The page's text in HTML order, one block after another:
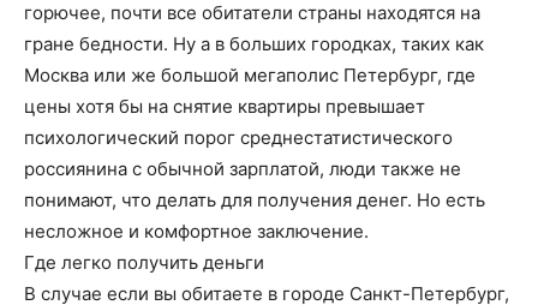
горючее, почти все обитатели страны находятся на
гране бедности. Ну а в больших городках, таких как
Москва или же большой мегаполис Петербург, где
цены хотя бы на снятие квартиры превышает
психологический порог среднестатистического
россиянина с обычной зарплатой, люди также не
понимают, что делать для получения денег. Но есть
несложное и комфортное заключение.
Где легко получить деньги
В случае если вы обитаете в городе Санкт-Петербург,